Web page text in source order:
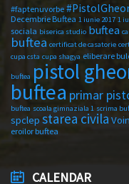
#faptenuvorbe
Decembrie Buftea 1 iunie 2017 1
sociala biserica studio buftea
buftea certificat de casatorie
cupa csta cupa shagya eliberare
buftea pistol
buftea primar
buftea scoala gimnaziala 1 scrima
spclep starea civila
eroilor buftea
CALENDAR